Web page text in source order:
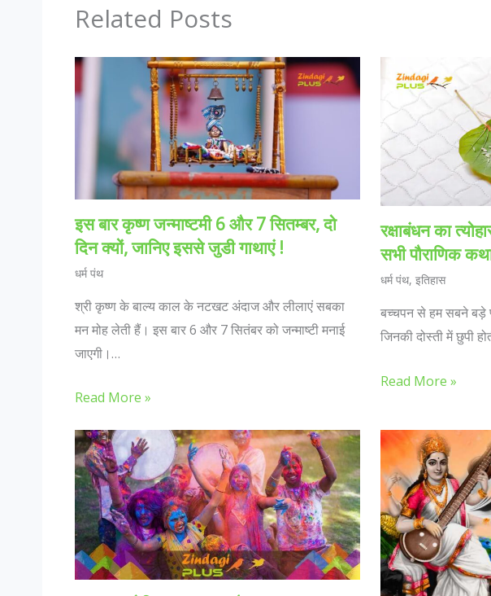
Related Posts
इस बार कृष्ण जन्माष्टमी 6 और 7 सितम्बर, दो
दिन क्यों, जानिए इससे जुडी गाथाएं !
धर्म पंथ
श्री कृष्ण के बाल्य काल के नटखट अंदाज और लीलाएं सबका
मन मोह लेती हैं। इस बार 6 और 7 सितंबर को जन्माष्टी मनाई
जाएगी।…
Read More »
रक्षाबंधन का
सभी पौराणिक
धर्म पंथ, इतिहास
बच्चपन से हम सबने बड़े
जिनकी दोस्ती में छुपी
Read More »